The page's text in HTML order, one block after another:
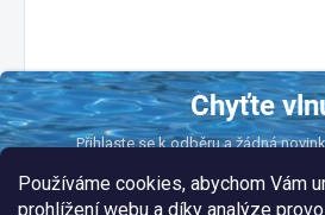
Používáme cookies, abychom Vám
prohlížení webu a díky analýze
Chyťte
Přihlaste se k odběru a žádná